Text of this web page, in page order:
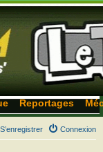
Reportages
Connexion
S’enregistrer